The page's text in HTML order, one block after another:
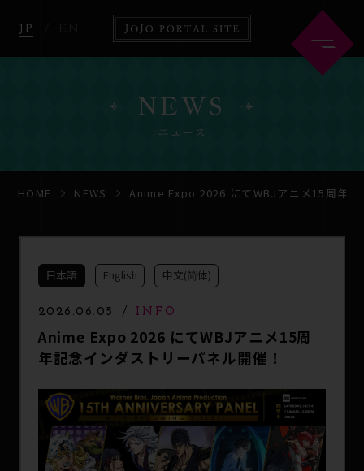
JP
HOME ABOUT
COMICS
NEWS
ニュース
HOME NEWS Anime Expo 2026 にてWBJアニメ15周年
日本語 English 中文(简体)
2026.06.05 INFO
Anime Expo 2026 にてWBJアニメ15周
年記念インダストリーパネル開催！